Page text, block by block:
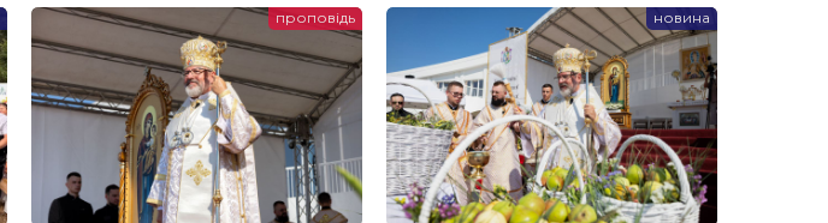
проповідь новина